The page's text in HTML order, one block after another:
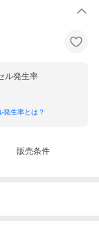
えください。
ください。
ル発生率
発生率とは？
販売条件